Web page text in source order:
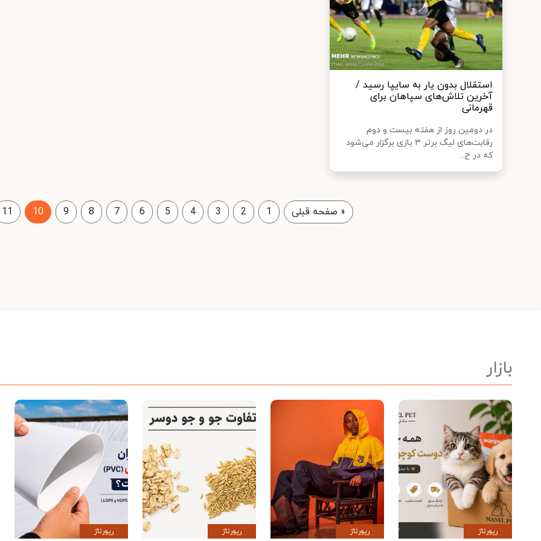
استقلال بدون یار به سایپا رسید /
آخرین تلاش‌های سپاهان برای
قهرمانی
در دومین روز از هفته بیست و دوم
رقابت‌های لیگ برتر ۳ بازی برگزار می‌شود
که در ح...
« صفحه قبلی 1
2
3
4
5
6
7
8
9
10
11
بازار
رپورتاژ رپورتاژ رپورتاژ رپورتاژ